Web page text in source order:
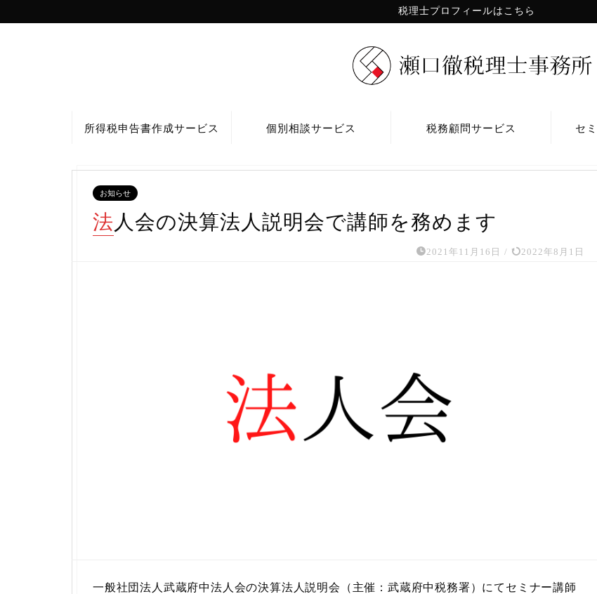
税理士プロフィールはこちら
所得税申告書作成サービス 個別相談サービス 税務顧問サービス セ
お知らせ
法人会の決算法人説明会で講師を務めます
2021年11月16日 / 2022年8月1日
一般社団法人武蔵府中法人会の決算法人説明会（主催：武蔵府中税務署）にてセミナー講師